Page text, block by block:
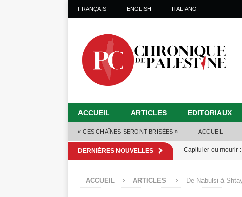
FRANÇAIS ENGLISH ITALIANO
ACCUEIL ARTICLES EDITORIAUX
« CES CHAÎNES SERONT BRISÉES » ACCUEIL
DERNIÈRES NOUVELLES Capituler ou mourir
Mille jours de
ACCUEIL ARTICLES De Nabulsi à